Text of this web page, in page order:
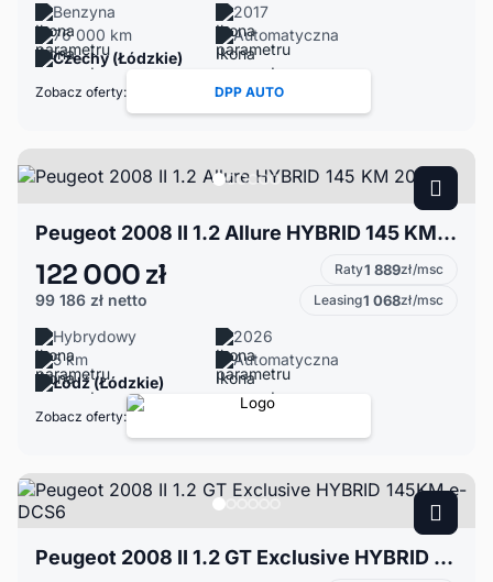
Benzyna
2017
76 000 km
Automatyczna
Czechy (Łódzkie)
Zobacz oferty: DPP AUTO
Peugeot 2008 II 1.2 Allure HYBRID 145 KM 2026!
122 000 zł
99 186 zł netto
Raty1 889zł/msc
Leasing1 068zł/msc
Hybrydowy
2026
5 km
Automatyczna
Łódź (Łódzkie)
Zobacz oferty:
Peugeot 2008 II 1.2 GT Exclusive HYBRID 145KM e-DCS6